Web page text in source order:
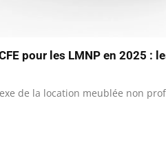
pour les LMNP en 2025 :
de la location meublée non